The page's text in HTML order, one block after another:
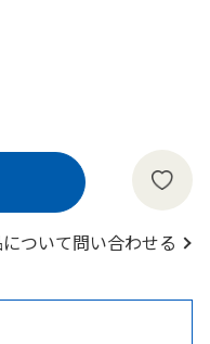
ついて問い合わせる